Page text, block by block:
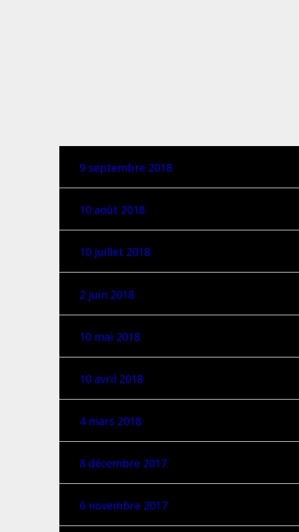
9 septembre 2018
10 août 2018
10 juillet 2018
2 juin 2018
10 mai 2018
10 avril 2018
4 mars 2018
8 décembre 2017
6 novembre 2017